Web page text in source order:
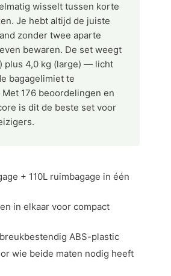
wisselt tussen korte
Je hebt altijd de juiste
zonder twee aparte
bewaren. De set weegt
plus 4,0 kg (large) — licht
bagagelimiet te
176 beoordelingen en
is dit de beste set voor
+ 110L ruimbagage in één
in elkaar voor compact
ABS-plastic
wie beide maten nodig heeft